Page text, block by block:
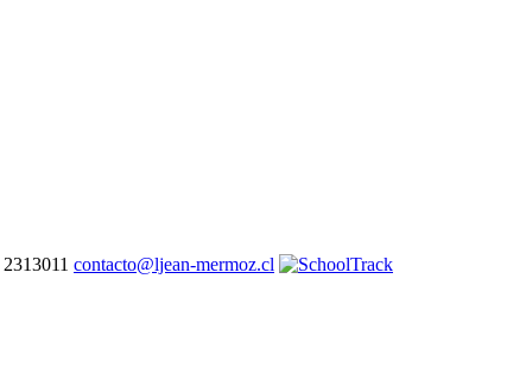
contacto@ljean-mermoz.cl